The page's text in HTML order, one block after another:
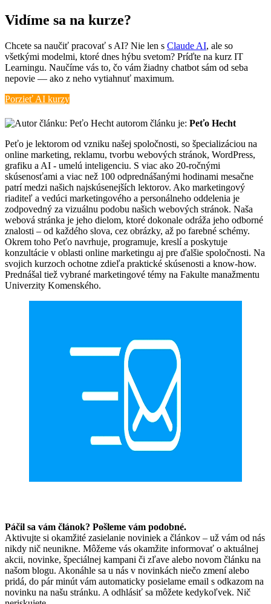
Vidíme sa na kurze?
Chcete sa naučiť pracovať s AI? Nie len s Claude AI, ale so
všetkými modelmi, ktoré dnes hýbu svetom? Príďte na kurz IT
Learningu. Naučíme vás to, čo vám žiadny chatbot sám od seba
nepovie — ako z neho vytiahnuť maximum.
Porzieť AI kurzy
autorom článku je: Peťo Hecht
Peťo je lektorom od vzniku našej spoločnosti, so špecializáciou na
online marketing, reklamu, tvorbu webových stránok, WordPress,
grafiku a AI - umelú inteligenciu. S viac ako 20-ročnými
skúsenosťami a viac než 100 odprednášanými hodinami mesačne
patrí medzi našich najskúsenejších lektorov. Ako marketingový
riaditeľ a vedúci marketingového a personálneho oddelenia je
zodpovedný za vizuálnu podobu našich webových stránok. Naša
webová stránka je jeho dielom, ktoré dokonale odráža jeho odborné
znalosti – od každého slova, cez obrázky, až po farebné schémy.
Okrem toho Peťo navrhuje, programuje, kreslí a poskytuje
konzultácie v oblasti online marketingu aj pre ďalšie spoločnosti. Na
svojich kurzoch ochotne zdieľa praktické skúsenosti a know-how.
Prednášal tiež vybrané marketingové témy na Fakulte manažmentu
Univerzity Komenského.
Páčil sa vám článok? Pošleme vám podobné.
Aktivujte si okamžité zasielanie noviniek a článkov – už vám od nás
nikdy nič neunikne. Môžeme vás okamžite informovať o aktuálnej
akcii, novinke, špeciálnej kampani či zľave alebo novom článku na
našom blogu. Akonáhle sa u nás v novinkách niečo zmení alebo
pridá, do pár minút vám automaticky posielame email s odkazom na
novinku na našu stránku. A odhlásiť sa môžete kedykoľvek. Nič